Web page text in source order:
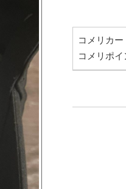
コメリカ
コメリポイ